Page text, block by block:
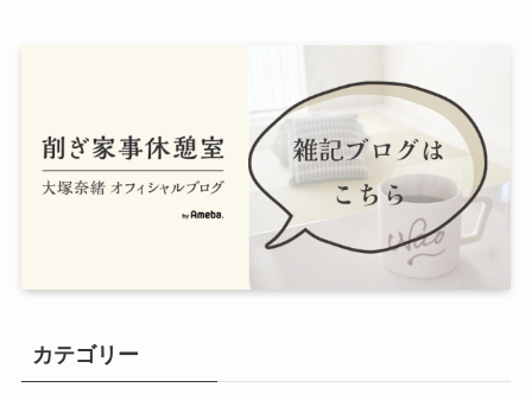
カテゴリー